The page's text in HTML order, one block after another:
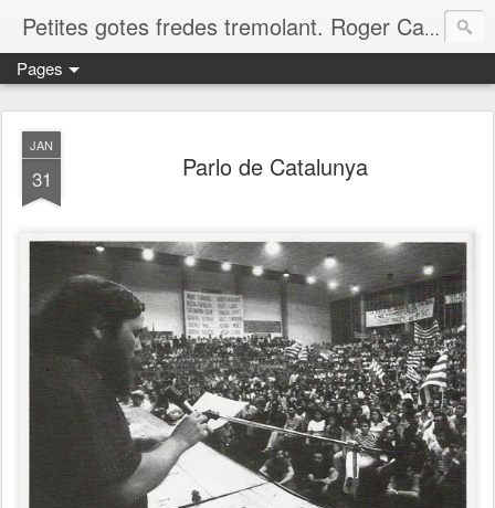
Petites gotes fredes tremolant. Roger Casero Gumbau. Girona
Pages
JAN
31 Parlo de Catalunya